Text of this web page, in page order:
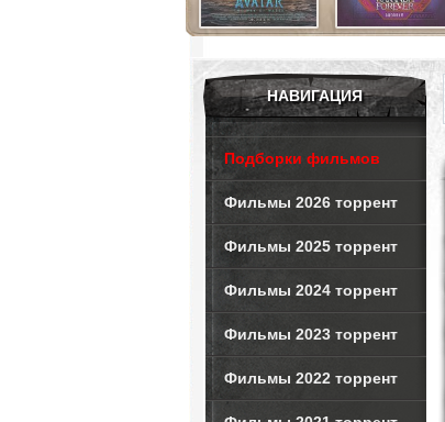
НАВИГАЦИЯ
Подборки фильмов
Фильмы 2026 торрент
Фильмы 2025 торрент
Фильмы 2024 торрент
Фильмы 2023 торрент
Фильмы 2022 торрент